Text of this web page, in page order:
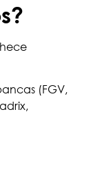
(FGV,